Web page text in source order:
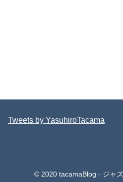
Tweets by YasuhiroTacama
© 2020 tacamaBlog - ジャ